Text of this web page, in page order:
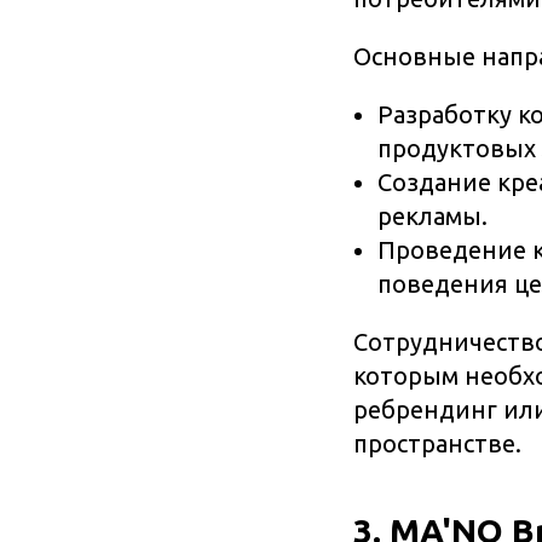
Основные
Разработку
Создание
рекламы.
Проведение
поведения
которым
ребрендинг
пространстве.
3. MA'NO